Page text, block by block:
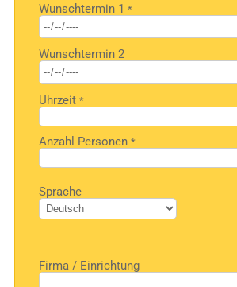
lasse
dieses
leer.
Wunschtermin 1*
Wunschtermin 2
Uhrzeit*
Anzahl Personen*
Bitte
lasse
dieses
Feld
Sprache
Firma / Einrichtung